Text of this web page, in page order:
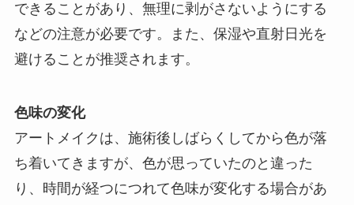
できることがあり、無理に剥がさないようにする
などの注意が必要です。また、保湿や直射日光を
避けることが推奨されます。
色味の変化
アートメイクは、施術後しばらくしてから色が落
ち着いてきますが、色が思っていたのと違った
り、時間が経つにつれて色味が変化する場合があ